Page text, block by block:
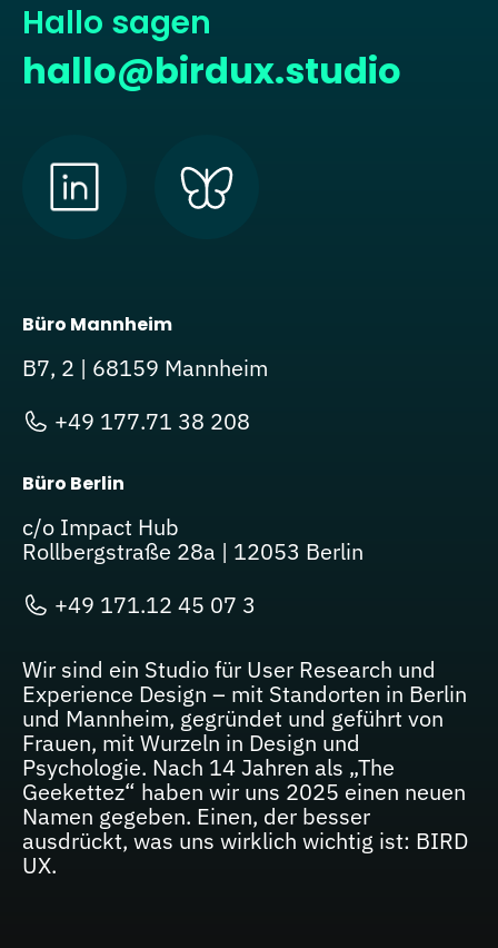
Hallo sagen
hallo@birdux.studio
Büro Mannheim
B7, 2 | 68159 Mannheim
+49 177.71 38 208
Büro Berlin
c/o Impact Hub
Rollbergstraße 28a | 12053 Berlin
+49 171.12 45 07 3
Wir sind ein Studio für User Research und
Experience Design – mit Standorten in Berlin
und Mannheim, gegründet und geführt von
Frauen, mit Wurzeln in Design und
Psychologie. Nach 14 Jahren als „The
Geekettez“ haben wir uns 2025 einen neuen
Namen gegeben. Einen, der besser
ausdrückt, was uns wirklich wichtig ist: BIRD
UX.